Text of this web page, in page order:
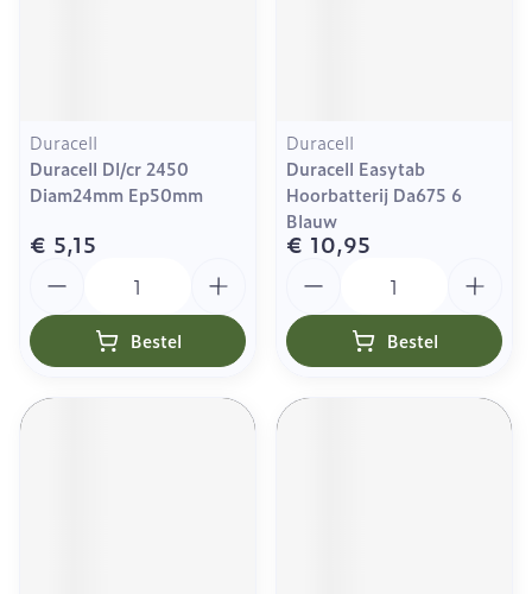
Duracell
Duracell Dl/cr 2450
Diam24mm Ep50mm
€ 5,15
Bestel
Duracell
Duracell Easytab
Hoorbatterij Da675 6
Blauw
€ 10,95
Bestel